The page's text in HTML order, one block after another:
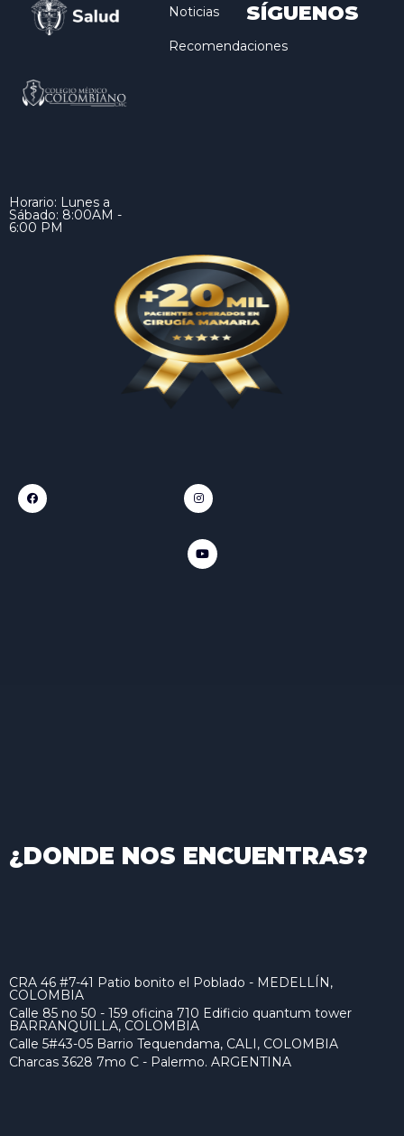
Horario: Lunes a
Sábado: 8:00AM -
6:00 PM
Noticias
Recomendaciones
SÍGUENOS
¿DONDE NOS ENCUENTRAS?
CRA 46 #7-41 Patio bonito el Poblado - MEDELLÍN,
COLOMBIA
Calle 85 no 50 - 159 oficina 710 Edificio quantum tower
BARRANQUILLA, COLOMBIA
Calle 5#43-05 Barrio Tequendama, CALI, COLOMBIA
Charcas 3628 7mo C - Palermo. ARGENTINA